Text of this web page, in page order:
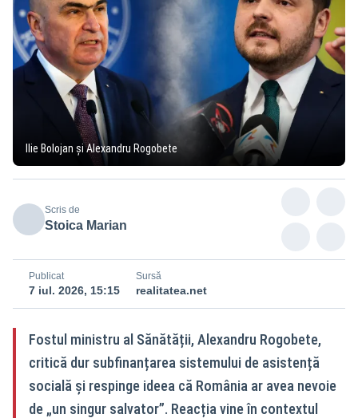
Ilie Bolojan și Alexandru Rogobete
Scris de
Stoica Marian
Publicat
7 iul. 2026, 15:15
Sursă
realitatea.net
Fostul ministru al Sănătății, Alexandru Rogobete,
critică dur subfinanțarea sistemului de asistență
socială și respinge ideea că România ar avea nevoie
de „un singur salvator”. Reacția vine în contextul